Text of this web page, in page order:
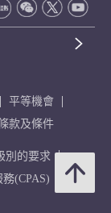
平等機會
款及條件
別的要求
(CPAS)